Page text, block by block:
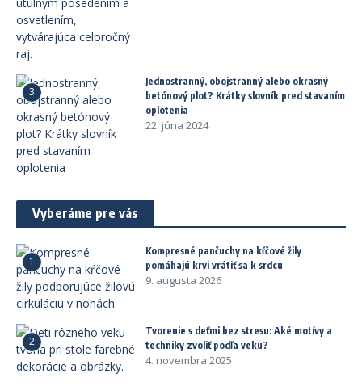
3
Jednostranný, obojstranný alebo okrasný
betónový plot? Krátky slovník pred stavaním
oplotenia
22. júna 2024
Vyberáme pre vás
1
Kompresné pančuchy na kŕčové žily
pomáhajú krvi vrátiť sa k srdcu
9. augusta 2026
2
Tvorenie s deťmi bez stresu: Aké motívy a
techniky zvoliť podľa veku?
4. novembra 2025